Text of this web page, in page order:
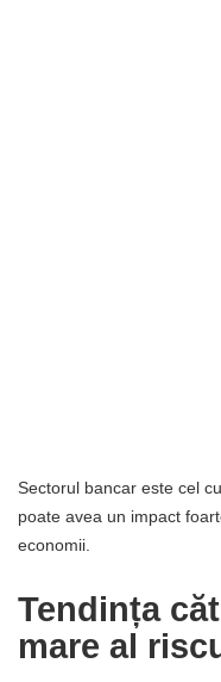
Sectorul bancar este cel
poate avea un impact
economii.
Tendința
mare al